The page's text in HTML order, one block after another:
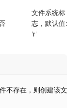
文件系统标
志，默认值:
'r'
不存在，则创建该文